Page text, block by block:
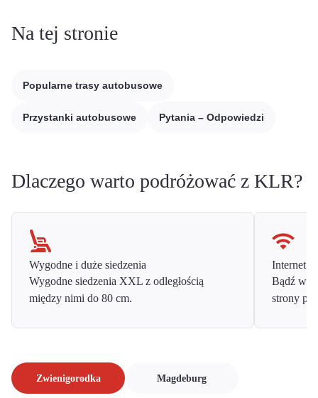
Na tej stronie
Popularne trasy autobusowe
Przystanki autobusowe Pytania – Odpowiedzi
Dlaczego warto podróżować z KLR?
Wygodne i duże siedzenia
Wygodne siedzenia XXL z odległością
między nimi do 80 cm.
Internet
Bądź w
strony
Zwienigorodka Magdeburg